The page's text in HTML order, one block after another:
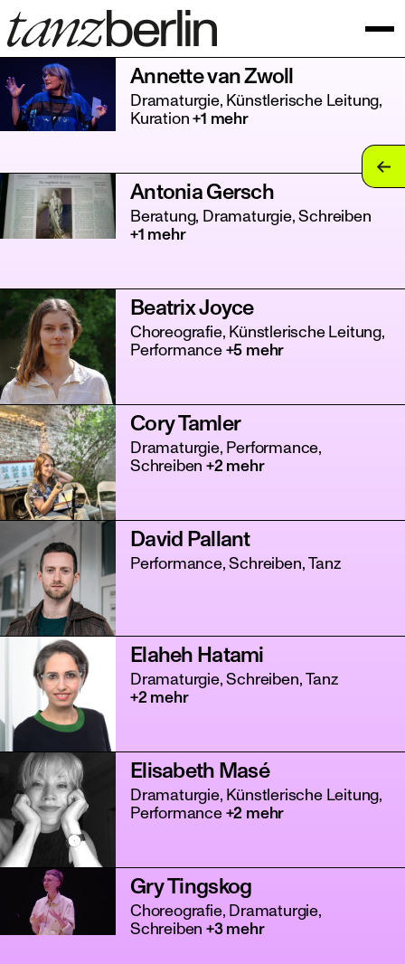
Annette van Zwoll
Dramaturgie, Künstlerische Leitung,
Kuration +1 mehr
Antonia Gersch
Beratung, Dramaturgie, Schreiben
+1 mehr
Beatrix Joyce
Choreografie, Künstlerische Leitung,
Performance+5 mehr
Cory Tamler
Dramaturgie, Performance,
Schreiben +2 mehr
David Pallant
Performance, Schreiben, Tanz
Elaheh Hatami
Dramaturgie, Schreiben, Tanz
+2 mehr
Elisabeth Masé
Dramaturgie, Künstlerische Leitung,
Performance+2 mehr
Gry Tingskog
Choreografie, Dramaturgie,
Schreiben +3 mehr